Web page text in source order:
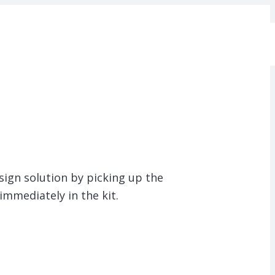
solution by picking up the
in the kit.